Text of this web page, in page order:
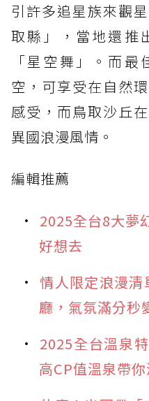
引許多追星族來觀
取縣」，當地還推
「星空舞」。而
空，可享受在自然
感受，而鳥取沙丘
異國浪漫風情。
編輯推薦
2025全台8大夢
好想去
情人限定浪漫
廳，氣氛滿分秒
2025全台溫泉
高CP值溫泉帶